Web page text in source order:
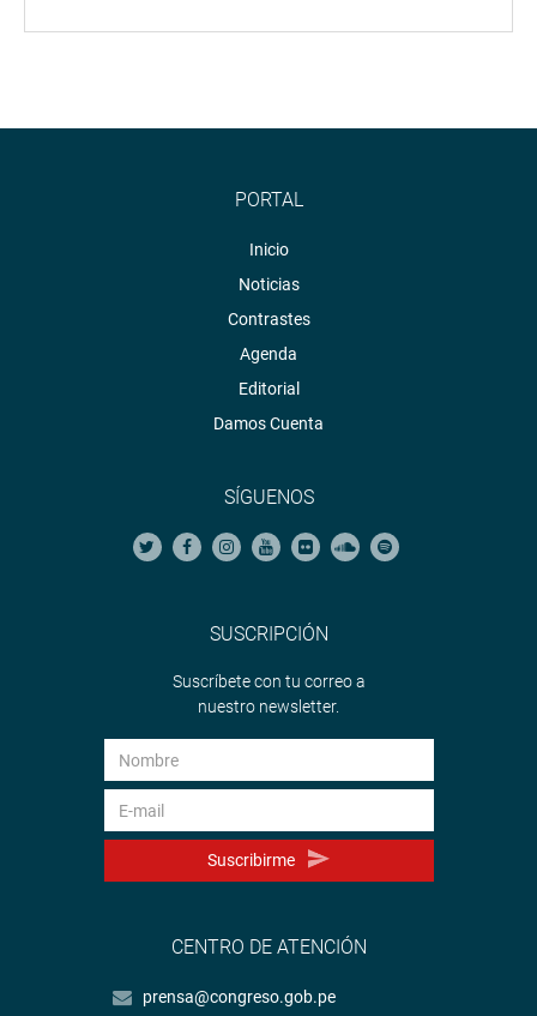
PORTAL
Inicio
Noticias
Contrastes
Agenda
Editorial
Damos Cuenta
SÍGUENOS
SUSCRIPCIÓN
Suscríbete con tu correo a
nuestro newsletter.
Suscribirme
CENTRO DE ATENCIÓN
prensa@congreso.gob.pe